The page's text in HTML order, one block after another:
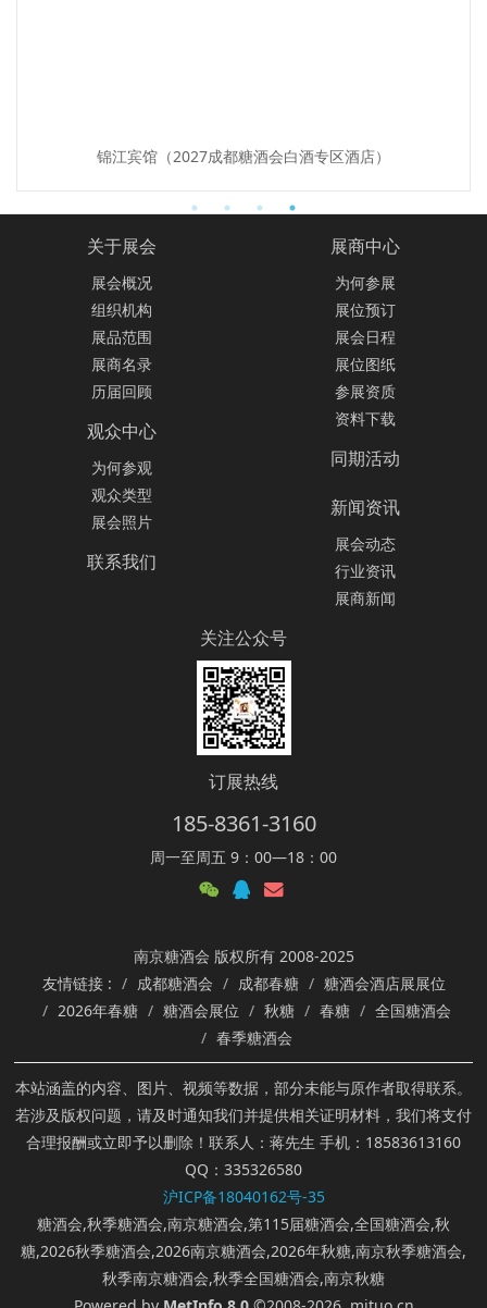
锦江宾馆（2027成都糖酒会白酒专区酒店）
关于展会
展会概况
组织机构
展品范围
展商名录
历届回顾
展商中心
为何参展
展位预订
展会日程
展位图纸
参展资质
资料下载
观众中心
为何参观
观众类型
展会照片
同期活动
新闻资讯
展会动态
行业资讯
展商新闻
联系我们
关注公众号
订展热线
185-8361-3160
周一至周五 9：00—18：00
南京糖酒会 版权所有 2008-2025
友情链接 :
成都糖酒会 成都春糖
糖酒会酒店展展位
2026年春糖
糖酒会展位 秋糖 春糖
全国糖酒会
春季糖酒会
本站涵盖的内容、图片、视频等数据，部分未能与原作者取得联系。
若涉及版权问题，请及时通知我们并提供相关证明材料，我们将支付
合理报酬或立即予以删除！联系人：蒋先生 手机：18583613160
QQ：335326580
沪ICP备18040162号-35
糖酒会,秋季糖酒会,南京糖酒会,第115届糖酒会,全国糖酒会,秋
糖,2026秋季糖酒会,2026南京糖酒会,2026年秋糖,南京秋季糖酒会,
秋季南京糖酒会,秋季全国糖酒会,南京秋糖